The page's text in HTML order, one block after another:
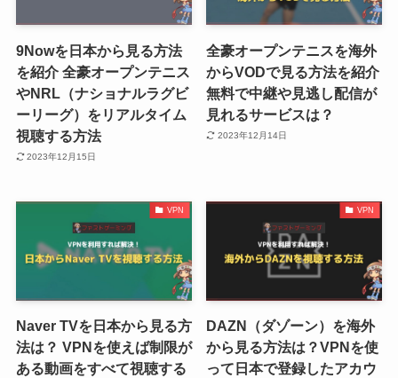
9Nowを日本から見る方法
を紹介 全豪オープンテニス
やNRL（ナショナルラグビ
ーリーグ）をリアルタイム
視聴する方法
2023年12月15日
全豪オープンテニスを海外
からVODで見る方法を紹介
無料で中継や見逃し配信が
見れるサービスは？
2023年12月14日
VPN
Naver TVを日本から見る方
法は？ VPNを使えば制限が
ある動画をすべて視聴する
VPN
DAZN（ダゾーン）を海外
から見る方法は？VPNを使
って日本で登録したアカウ